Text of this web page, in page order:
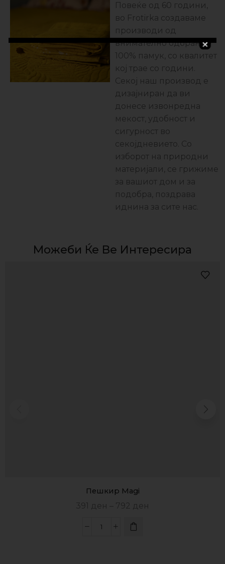
Повеќе од 60 години,
во Frotirka создаваме
производи од
внимателно одбран
100% памук, со квалитет
кој трае со години.
Секој наш производ е
дизајниран да ви
донесе извонредна
мекост, удобност и
сигурност во
секојдневието. Со
изборот на природни
материјали, се грижиме
за вашиот дом и за
подобра, поздравa
иднина за сите нас.
Можеби Ќе Ве Интересира
Пешкир Magi
391 ден 792 ден